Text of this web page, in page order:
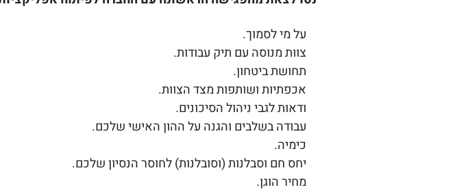
על מי לסמוך.
צוות מנוסה עם תיק עבודות.
תחושת ביטחון.
אכפתיות ושותפות מצד הצוות.
ודאות לגבי ניהול הסיכונים.
עבודה בשלבים והגנה על ההון האישי שלכם.
כימיה.
יחס חם וסבלנות (וסובלנות) לחוסר הנסיון שלכם.
מחיר הוגן.